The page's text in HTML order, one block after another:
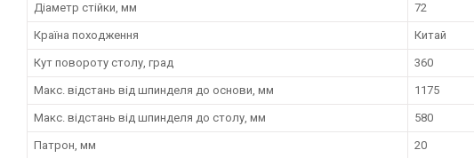
Діаметр стійки, мм 72
Країна походження Китай
Кут повороту столу, град 360
Макс. відстань від шпинделя до основи, мм 1175
Макс. відстань від шпинделя до столу, мм 580
Патрон, мм 20